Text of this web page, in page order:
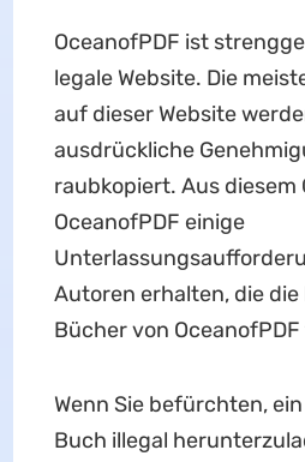
OceanofPDF ist
legale Website. Die
auf dieser Website
ausdrückliche
raubkopiert. Aus diesem
OceanofPDF einige
Autoren erhalten, die
Bücher von
Wenn Sie befürchten,
Buch illegal